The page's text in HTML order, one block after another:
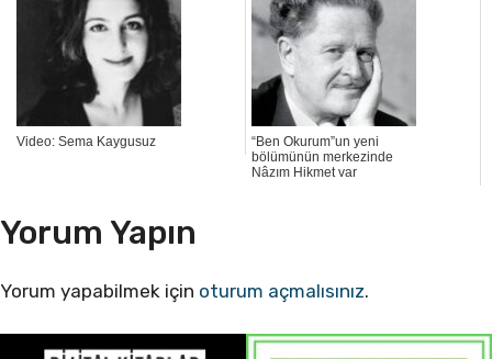
Video: Sema Kaygusuz
“Ben Okurum”un yeni
bölümünün merkezinde
Nâzım Hikmet var
Yorum Yapın
Yorum yapabilmek için oturum açmalısınız.